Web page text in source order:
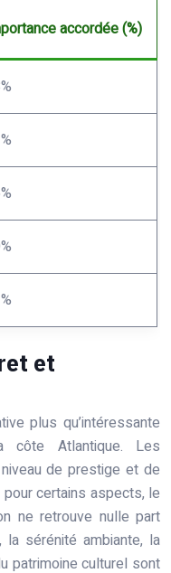
accordée (%)
et
plus qu’intéressante
Atlantique. Les
de prestige et de
certains aspects, le
ne retrouve nulle part
la sérénité ambiante, la
patrimoine culturel sont